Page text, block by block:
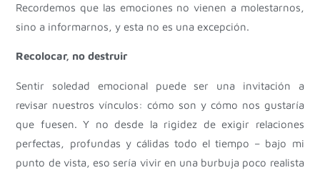
Recordemos que las emociones no vienen a molestarnos,
sino a informarnos, y esta no es una excepción.
Recolocar, no destruir
Sentir soledad emocional puede ser una invitación a
revisar nuestros vínculos: cómo son y cómo nos gustaría
que fuesen. Y no desde la rigidez de exigir relaciones
perfectas, profundas y cálidas todo el tiempo – bajo mi
punto de vista, eso sería vivir en una burbuja poco realista